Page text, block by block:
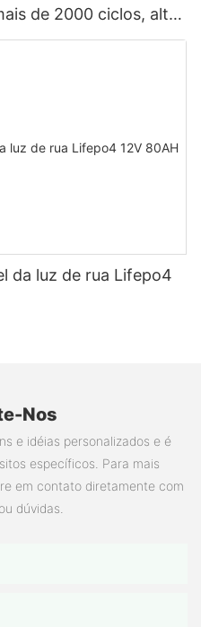
de 2000 ciclos, alta
sistemas
da luz de rua Lifepo4
Nos
e idéias personalizados e é
específicos. Para mais
em contato diretamente com
dúvidas.